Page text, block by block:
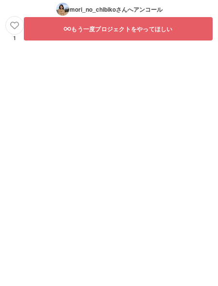
mori_no_chibikoさんへアンコール
1
もう一度プロジェクトをやってほしい